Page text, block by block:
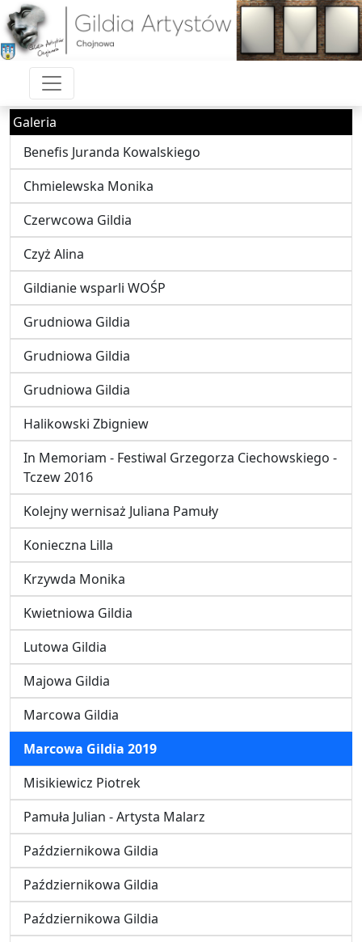
Galeria
Benefis Juranda Kowalskiego
Chmielewska Monika
Czerwcowa Gildia
Czyż Alina
Gildianie wsparli WOŚP
Grudniowa Gildia
Grudniowa Gildia
Grudniowa Gildia
Halikowski Zbigniew
In Memoriam - Festiwal Grzegorza Ciechowskiego -
Tczew 2016
Kolejny wernisaż Juliana Pamuły
Konieczna Lilla
Krzywda Monika
Kwietniowa Gildia
Lutowa Gildia
Majowa Gildia
Marcowa Gildia
Marcowa Gildia 2019
Misikiewicz Piotrek
Pamuła Julian - Artysta Malarz
Październikowa Gildia
Październikowa Gildia
Październikowa Gildia